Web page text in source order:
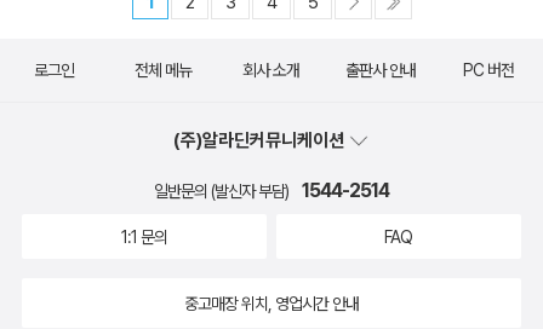
로그인 전체 메뉴 회사 소개 출판사 안내 PC 버전
(주)알라딘커뮤니케이션
일반문의 (발신자 부담) 1544-2514
1:1 문의 FAQ
중고매장 위치, 영업시간 안내